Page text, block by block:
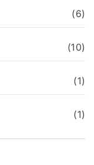
(6)
(10)
(1)
(1)